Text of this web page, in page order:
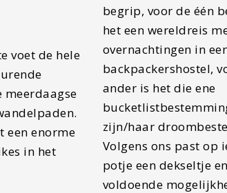
voet de hele
meerdaagse
een enorme
in het
begrip, voor de één
het een wereldreis
overnachtingen in
backpackershostel,
ander is het die ene
zijn/haar
Volgens ons past op
potje een dekseltje
voldoende